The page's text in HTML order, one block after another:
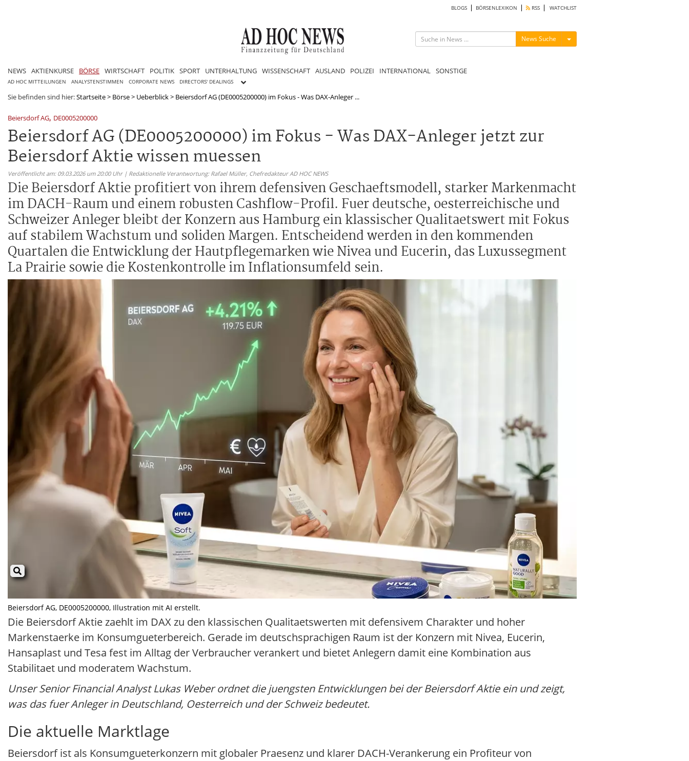
BLOGS BÖRSENLEXIKON RSS WATCHLIST
News Suche Menü ein-/ausblenden
NEWS AKTIENKURSE BÖRSE WIRTSCHAFT POLITIK SPORT UNTERHALTUNG WISSENSCHAFT AUSLAND POLIZEI INTERNATIONAL SONSTIGE
AD HOC MITTEILUNGEN ANALYSTENSTIMMEN CORPORATE NEWS DIRECTORS' DEALINGS
Sie befinden sind hier:Startseite> Börse> Ueberblick> Beiersdorf AG (DE0005200000) im Fokus - Was DAX-Anleger ...
Beiersdorf AG, DE0005200000
Beiersdorf AG (DE0005200000) im Fokus - Was DAX-Anleger jetzt zur
Beiersdorf Aktie wissen muessen
Veröffentlicht am: 09.03.2026 um 20:00 Uhr | Redaktionelle Verantwortung: Rafael Müller, Chefredakteur AD HOC NEWS
Die Beiersdorf Aktie profitiert von ihrem defensiven Geschaeftsmodell, starker Markenmacht
im DACH-Raum und einem robusten Cashflow-Profil. Fuer deutsche, oesterreichische und
Schweizer Anleger bleibt der Konzern aus Hamburg ein klassischer Qualitaetswert mit Fokus
auf stabilem Wachstum und soliden Margen. Entscheidend werden in den kommenden
Quartalen die Entwicklung der Hautpflegemarken wie Nivea und Eucerin, das Luxussegment
La Prairie sowie die Kostenkontrolle im Inflationsumfeld sein.
Beiersdorf AG, DE0005200000, Illustration mit AI erstellt.
Die Beiersdorf Aktie zaehlt im DAX zu den klassischen Qualitaetswerten mit defensivem Charakter und hoher
Markenstaerke im Konsumgueterbereich. Gerade im deutschsprachigen Raum ist der Konzern mit Nivea, Eucerin,
Hansaplast und Tesa fest im Alltag der Verbraucher verankert und bietet Anlegern damit eine Kombination aus
Stabilitaet und moderatem Wachstum.
Unser Senior Financial Analyst Lukas Weber ordnet die juengsten Entwicklungen bei der Beiersdorf Aktie ein und zeigt,
was das fuer Anleger in Deutschland, Oesterreich und der Schweiz bedeutet.
Die aktuelle Marktlage
Beiersdorf ist als Konsumgueterkonzern mit globaler Praesenz und klarer DACH-Verankerung ein Profiteur von